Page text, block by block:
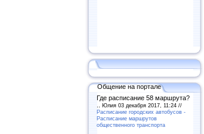
Общение на портале
Где расписание 58 маршрута?
Юлия 03 декабря 2017, 11:24 //
Расписание городских автобусов -
Расписание маршрутов
общественного транспорта